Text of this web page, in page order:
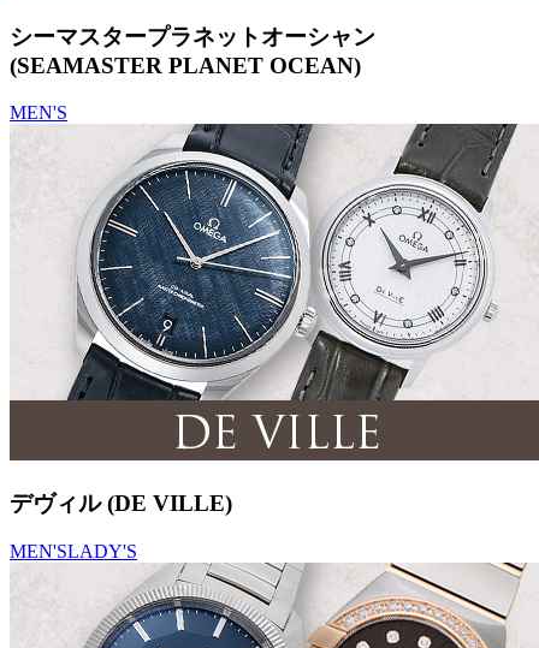
シーマスタープラネットオーシャン
(SEAMASTER PLANET OCEAN)
MEN'S
デヴィル (DE VILLE)
MEN'SLADY'S